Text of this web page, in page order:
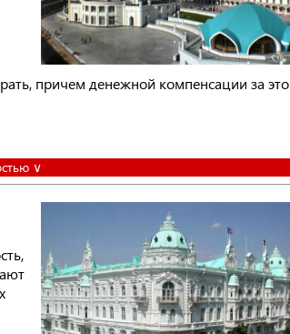
причем денежной компенсации за это
∨